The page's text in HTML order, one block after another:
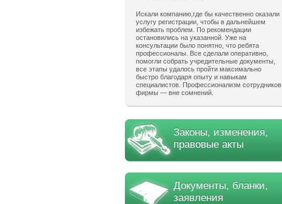
Искали компанию,где бы качественно оказали
услугу регистрации, чтобы в дальнейшем
избежать проблем. По рекомендации
остановились на указанной. Уже на
консультации было понятно, что ребята
профессионалы. Все сделали оперативно,
помогли собрать учредительные документы,
все этапы удалось пройти максимально
быстро благодаря опыту и навыкам
специалистов. Профессионализм сотрудников
фирмы — вне сомнений.
Законы, изменения,
правовые акты
Документы, бланки,
заявления